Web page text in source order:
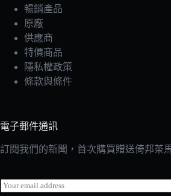
暢銷產品
原廠
供應商
特價商品
隱私權政策
條款與條件
電子郵件通訊
訂閱我們的新聞，首次購買贈送倚邦茶
E
m